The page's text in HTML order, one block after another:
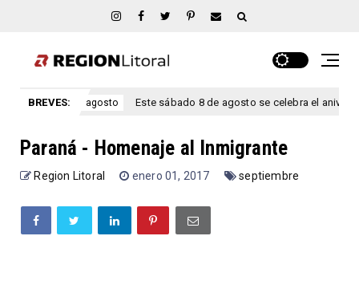
BREVES:
agosto Este sábado 8 de agosto se celebra el aniversario San
Paraná - Homenaje al Inmigrante
Region Litoral enero 01, 2017 septiembre